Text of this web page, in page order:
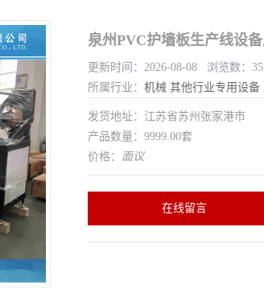
更新时间：2026-08-08 浏览数：35
所属行业： 机械 其他行业专用设备
发货地址：江苏省苏州张家港市
产品数量：9999.00套
价格： 面议
在线留言